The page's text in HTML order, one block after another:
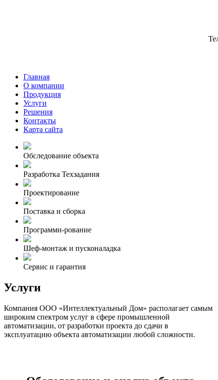
Главная
О компании
Продукция
Услуги
Решения
Контакты
Карта сайта
Обследование объекта
Разработка Техзадания
Проектирование
Поставка и сборка
Программи-рование
Шеф-монтаж и пусконаладка
Сервис и гарантия
Услуги
Компания ООО «Интеллектуальный Дом» располагает самым
широким спектром услуг в сфере промышленной
автоматизации, от разработки проекта до сдачи в
эксплуатацию объекта автоматизации любой сложности.